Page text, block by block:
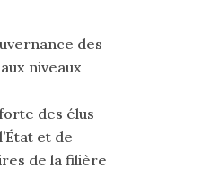
des
niveaux
des élus
et de
de la filière